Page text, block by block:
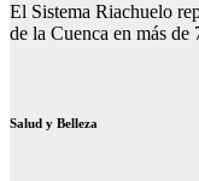
El Sistema Riachuelo
de la Cuenca en más
Salud y Belleza